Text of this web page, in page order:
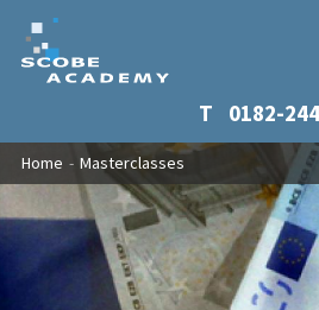
Overslaan en naar de inhoud gaan
T 0182-
U bent hier
Home - Masterclasses